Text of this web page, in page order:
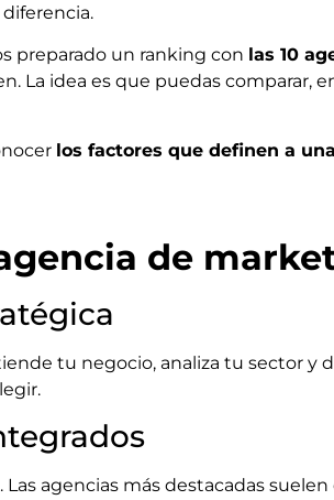
preparado un ranking con las 10
La idea es que puedas
los factores que definen a
de
tu negocio, analiza tu sector
agencias más destacadas suelen